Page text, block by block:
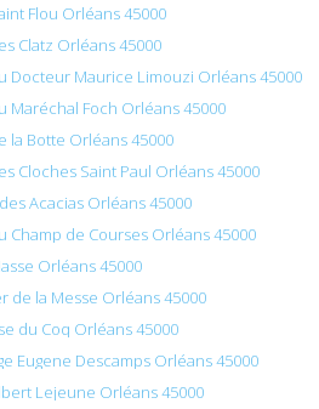
Flou Orléans 45000
Clatz Orléans 45000
Docteur Maurice Limouzi Orléans 45000
Maréchal Foch Orléans 45000
la Botte Orléans 45000
Cloches Saint Paul Orléans 45000
Acacias Orléans 45000
Champ de Courses Orléans 45000
Orléans 45000
de la Messe Orléans 45000
du Coq Orléans 45000
Eugene Descamps Orléans 45000
Lejeune Orléans 45000